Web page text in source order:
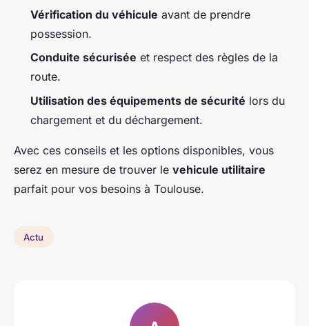
Vérification du véhicule avant de prendre
possession.
Conduite sécurisée et respect des règles de la
route.
Utilisation des équipements de sécurité lors du
chargement et du déchargement.
Avec ces conseils et les options disponibles, vous
serez en mesure de trouver le vehicule utilitaire
parfait pour vos besoins à Toulouse.
Actu